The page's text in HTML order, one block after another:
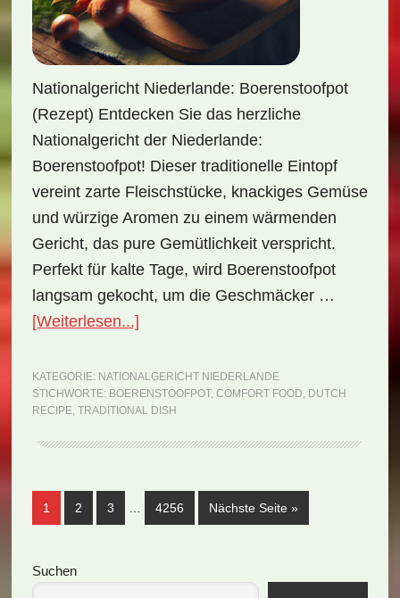
Nationalgericht Niederlande: Boerenstoofpot
(Rezept) Entdecken Sie das herzliche
Nationalgericht der Niederlande:
Boerenstoofpot! Dieser traditionelle Eintopf
vereint zarte Fleischstücke, knackiges Gemüse
und würzige Aromen zu einem wärmenden
Gericht, das pure Gemütlichkeit verspricht.
Perfekt für kalte Tage, wird Boerenstoofpot
langsam gekocht, um die Geschmäcker …
[Weiterlesen...]ÜberNationalgericht
Boerenstoofpot
(Rezept)
KATEGORIE: NATIONALGERICHT NIEDERLANDE
STICHWORTE: BOERENSTOOFPOT, COMFORT FOOD, DUTCH
RECIPE, TRADITIONAL DISH
Seite
1 Seite
2 Seite
3 Seite
4256 Nächste Seite aufrufen
»
Seitenspalte
Suchen